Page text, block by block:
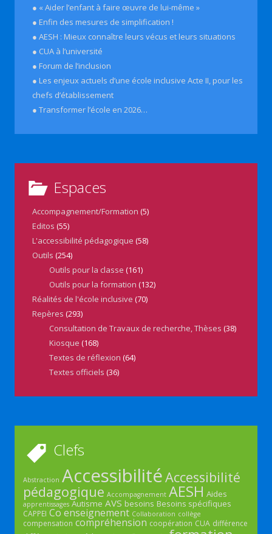
● « Aider l’enfant à faire œuvre de lui-même »
● Enfin des mesures de simplification !
● AESH : Mieux connaître leurs vécus et leurs situations
● CUA à l’université
● Forum de l’inclusion
● Les enjeux actuels d’une école inclusive Acte II, pour les
chefs d’établissement
● Transformer l’école en 2026…
Espaces
Accompagnement/Formation (5)
Editos (55)
L'accessibilité pédagogique (58)
Outils (254)
Outils pour la classe (161)
Outils pour la formation (132)
Réalités de l'école inclusive (70)
Repères (293)
Consultation de Travaux de recherche, Thèses (38)
Kiosque (168)
Textes de réflexion (64)
Textes officiels (36)
Clefs
Abstraction AccessibilitéAccessibilité
pédagogique Accompagnement AESH Aides
apprentissages Autisme AVS besoins Besoins spécifiques
CAPPEI Co enseignement Collaboration collège
compensation compréhension coopération CUA différence